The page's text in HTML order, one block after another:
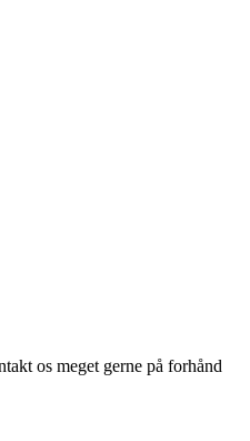
os meget gerne på forhånd